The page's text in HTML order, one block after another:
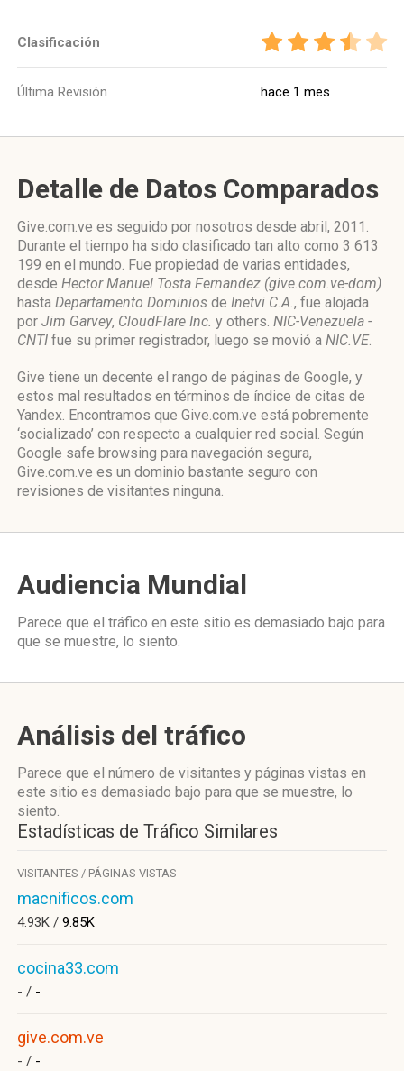
Clasificación
Última Revisión hace 1 mes
Detalle de Datos Comparados
Give.com.ve es seguido por nosotros desde abril, 2011.
Durante el tiempo ha sido clasificado tan alto como 3 613
199 en el mundo. Fue propiedad de varias entidades,
desde Hector Manuel Tosta Fernandez (give.com.ve-dom)
hasta Departamento Dominios de Inetvi C.A., fue alojada
por Jim Garvey, CloudFlare Inc. y others. NIC-Venezuela -
CNTI fue su primer registrador, luego se movió a NIC.VE.
Give tiene un decente el rango de páginas de Google, y
estos mal resultados en términos de índice de citas de
Yandex. Encontramos que Give.com.ve está pobremente
‘socializado’ con respecto a cualquier red social. Según
Google safe browsing para navegación segura,
Give.com.ve es un dominio bastante seguro con
revisiones de visitantes ninguna.
Audiencia Mundial
Parece que el tráfico en este sitio es demasiado bajo para
que se muestre, lo siento.
Análisis del tráfico
Parece que el número de visitantes y páginas vistas en
este sitio es demasiado bajo para que se muestre, lo
siento.
Estadísticas de Tráfico Similares
VISITANTES / PÁGINAS VISTAS
macnificos.com
4.93K / 9.85K
cocina33.com
- / -
give.com.ve
- / -